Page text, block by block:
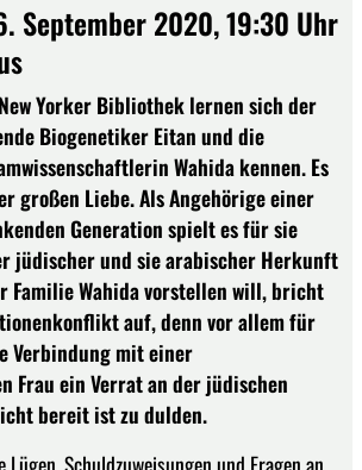
September 2020, 19:30 Uhr
Yorker Bibliothek lernen sich der
Biogenetiker Eitan und die
Wahida kennen. Es
großen Liebe. Als Angehörige einer
Generation spielt es für sie
jüdischer und sie arabischer Herkunft
Familie Wahida vorstellen will, bricht
auf, denn vor allem für
Verbindung mit einer
Frau ein Verrat an der jüdischen
bereit ist zu dulden.
Schuldzuweisungen und Fragen an